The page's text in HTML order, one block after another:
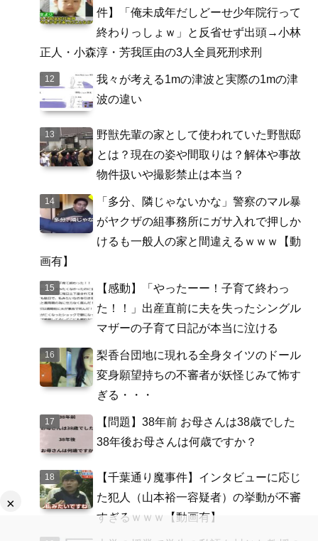
×
件】「俺未成年だしどーせ少年院行って
終わりっしょｗ」と反省せず出頭→小林
正人・小森淳・芳我匡由の3人全員死刑求刑
我々が考える1mの津波と実際の1mの津
波の違い
野獣先輩の家として使われていた野獣邸
とは？現在の姿や間取りは？解体や事故
物件扱いや撮影禁止は本当？
「多分、隣じゃないかな」警察のマル暴
がヤクザの組事務所にガサ入れで押しか
けるも一般人の家と間違えるｗｗｗ【動
画有】
【感動】「やったーー！子育て終わっ
た！！」出産直前に夫を失ったシングル
マザーの子育て日記が本当に泣ける
梨香台団地に現れる全身タイツのドール
変身願望持ちの不審者が妖怪じみて怖す
ぎる・・・
【問題】38年前 お母さんは38歳でした
38年後お母さんは何歳ですか？
【千葉通り魔事件】インタビューに応じ
た犯人（山本裕一容疑者）の挙動が不審
すぎるｗｗｗ【動画有】